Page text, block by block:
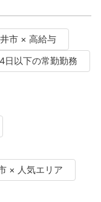
市 × 高給与
日以下の常勤勤務
× 人気エリア